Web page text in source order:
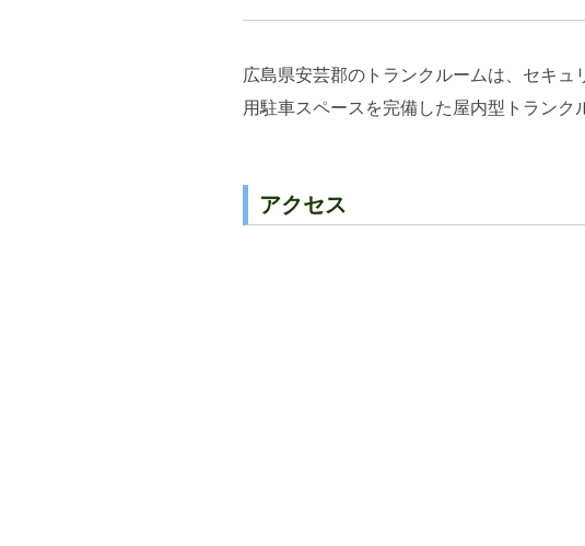
広島県安芸郡のトランクルームは、セキ
用駐車スペースを完備した屋内型トランク
アクセス